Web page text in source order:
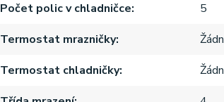
Počet polic v chladničce
5
Termostat mrazničky
Termostat chladničky